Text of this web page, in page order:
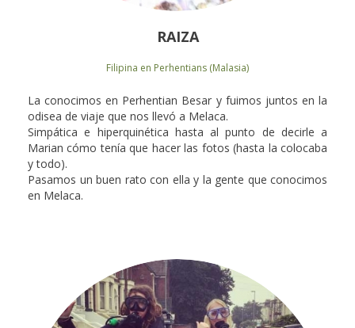
RAIZA
Filipina en Perhentians (Malasia)
La conocimos en Perhentian Besar y fuimos juntos en la
odisea de viaje que nos llevó a Melaca.
Simpática e hiperquinética hasta al punto de decirle a
Marian cómo tenía que hacer las fotos (hasta la colocaba
y todo).
Pasamos un buen rato con ella y la gente que conocimos
en Melaca.